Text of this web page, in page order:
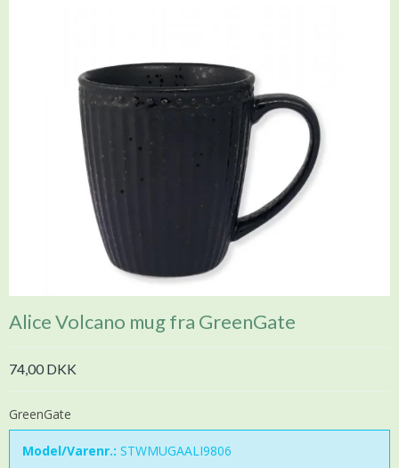
Alice Volcano mug fra GreenGate
74,00 DKK
GreenGate
Model/Varenr.: STWMUGAALI9806